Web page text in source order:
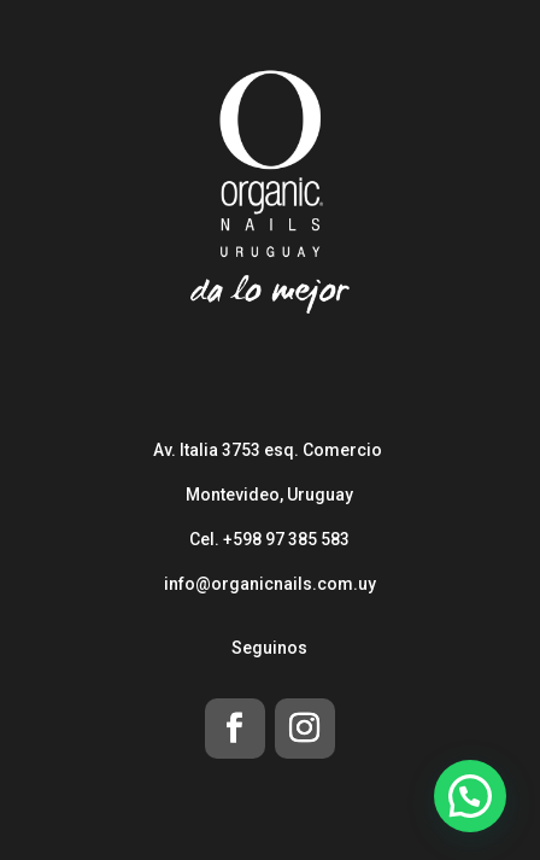
Av. Italia 3753 esq. Comercio
Montevideo, Uruguay
Cel. +598 97 385 583
info@organicnails.com.uy
Seguinos